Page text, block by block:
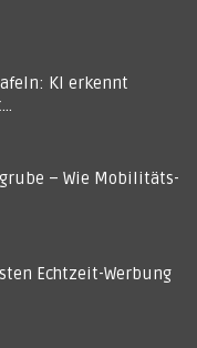
KI erkennt
– Wie Mobilitäts-
Echtzeit-Werbung